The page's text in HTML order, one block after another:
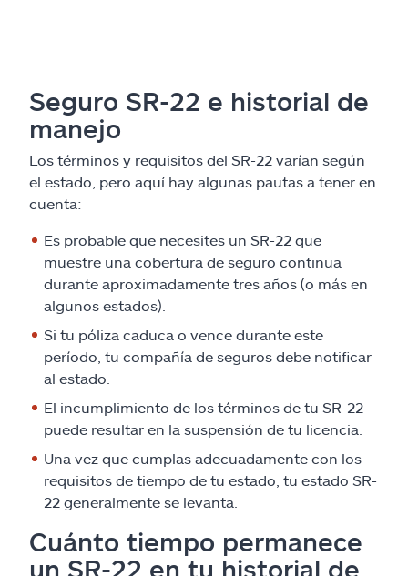
Seguro SR-22 e historial de
manejo
Los términos y requisitos del SR-22 varían según
el estado, pero aquí hay algunas pautas a tener en
cuenta:
Es probable que necesites un SR-22 que
muestre una cobertura de seguro continua
durante aproximadamente tres años (o más en
algunos estados).
Si tu póliza caduca o vence durante este
período, tu compañía de seguros debe notificar
al estado.
El incumplimiento de los términos de tu SR-22
puede resultar en la suspensión de tu licencia.
Una vez que cumplas adecuadamente con los
requisitos de tiempo de tu estado, tu estado SR-
22 generalmente se levanta.
Cuánto tiempo permanece
un SR-22 en tu historial de